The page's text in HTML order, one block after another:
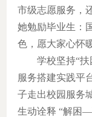
市级志愿服务，
她勉励毕业生：
色，愿大家心怀
学校坚持“扶
服务搭建实践平
子走出校园服务
生动诠释 “解困